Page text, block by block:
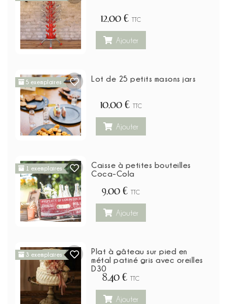
12,00 € TTC
Ajouter
5 exemplaires Lot de 25 petits masons jars
10,00 € TTC
Ajouter
1 exemplaires
Caisse à petites bouteilles
Coca-Cola
9,00 € TTC
Ajouter
3 exemplaires
Plat à gâteau sur pied en
métal patiné gris avec oreilles
D30
8,40 € TTC
Ajouter